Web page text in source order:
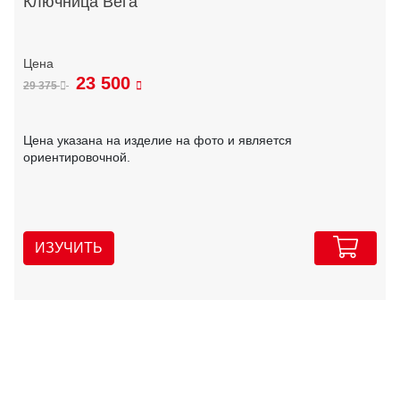
29 375 23 500
Цена указана на изделие на фото и является
ориентировочной.
ИЗУЧИТЬ